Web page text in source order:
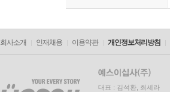
회사소개 인재채용 이용약관 개인정보처리방침
대표 : 김석환, 최세라